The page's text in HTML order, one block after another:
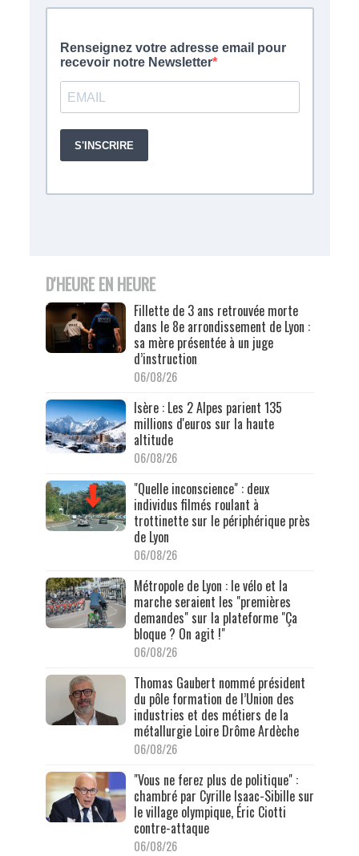
D'HEURE EN HEURE
Fillette de 3 ans retrouvée morte
dans le 8e arrondissement de Lyon :
sa mère présentée à un juge
d’instruction
06/08/26
Isère : Les 2 Alpes parient 135
millions d'euros sur la haute
altitude
06/08/26
"Quelle inconscience" : deux
individus filmés roulant à
trottinette sur le périphérique près
de Lyon
06/08/26
Métropole de Lyon : le vélo et la
marche seraient les "premières
demandes" sur la plateforme "Ça
bloque ? On agit !"
06/08/26
Thomas Gaubert nommé président
du pôle formation de l’Union des
industries et des métiers de la
métallurgie Loire Drôme Ardèche
06/08/26
"Vous ne ferez plus de politique" :
chambré par Cyrille Isaac-Sibille sur
le village olympique, Éric Ciotti
contre-attaque
06/08/26